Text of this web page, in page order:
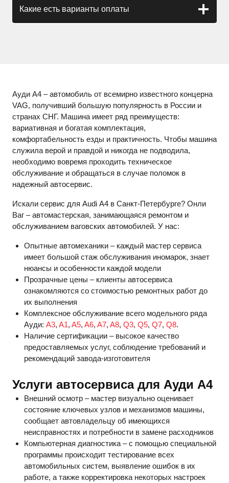
Какие есть варианты оплаты
Ауди А4 – автомобиль от всемирно известного концерна
VAG, получивший большую популярность в России и
странах СНГ. Машина имеет ряд преимуществ:
вариативная и богатая комплектация,
комфортабельность езды и практичность. Чтобы машина
служила верой и правдой и никогда не подводила,
необходимо вовремя проходить техническое
обслуживание и обращаться в случае поломок в
надежный автосервис.
Искали сервис для Audi A4 в Санкт-Петербурге? Онли
Ваг – автомастерская, занимающаяся ремонтом и
обслуживанием ваговских автомобилей. У нас:
Опытные автомеханики – каждый мастер сервиса
имеет большой стаж обслуживания иномарок, знает
нюансы и особенности каждой модели
Прозрачные цены – клиенты автосервиса
ознакомляются со стоимостью ремонтных работ до
их выполнения
Комплексное обслуживание всего модельного ряда
Ауди: A3, A1, A5, A6, A7, A8, Q3, Q5, Q7, Q8.
Наличие сертификации – высокое качество
предоставляемых услуг, соблюдение требований и
рекомендаций завода-изготовителя
Услуги автосервиса для Ауди А4
Внешний осмотр – мастер визуально оценивает
состояние ключевых узлов и механизмов машины,
сообщает автовладельцу об имеющихся
неисправностях и потребности в замене расходников
Компьютерная диагностика – с помощью специальной
программы происходит тестирование всех
автомобильных систем, выявление ошибок в их
работе, а также корректировка некоторых настроек